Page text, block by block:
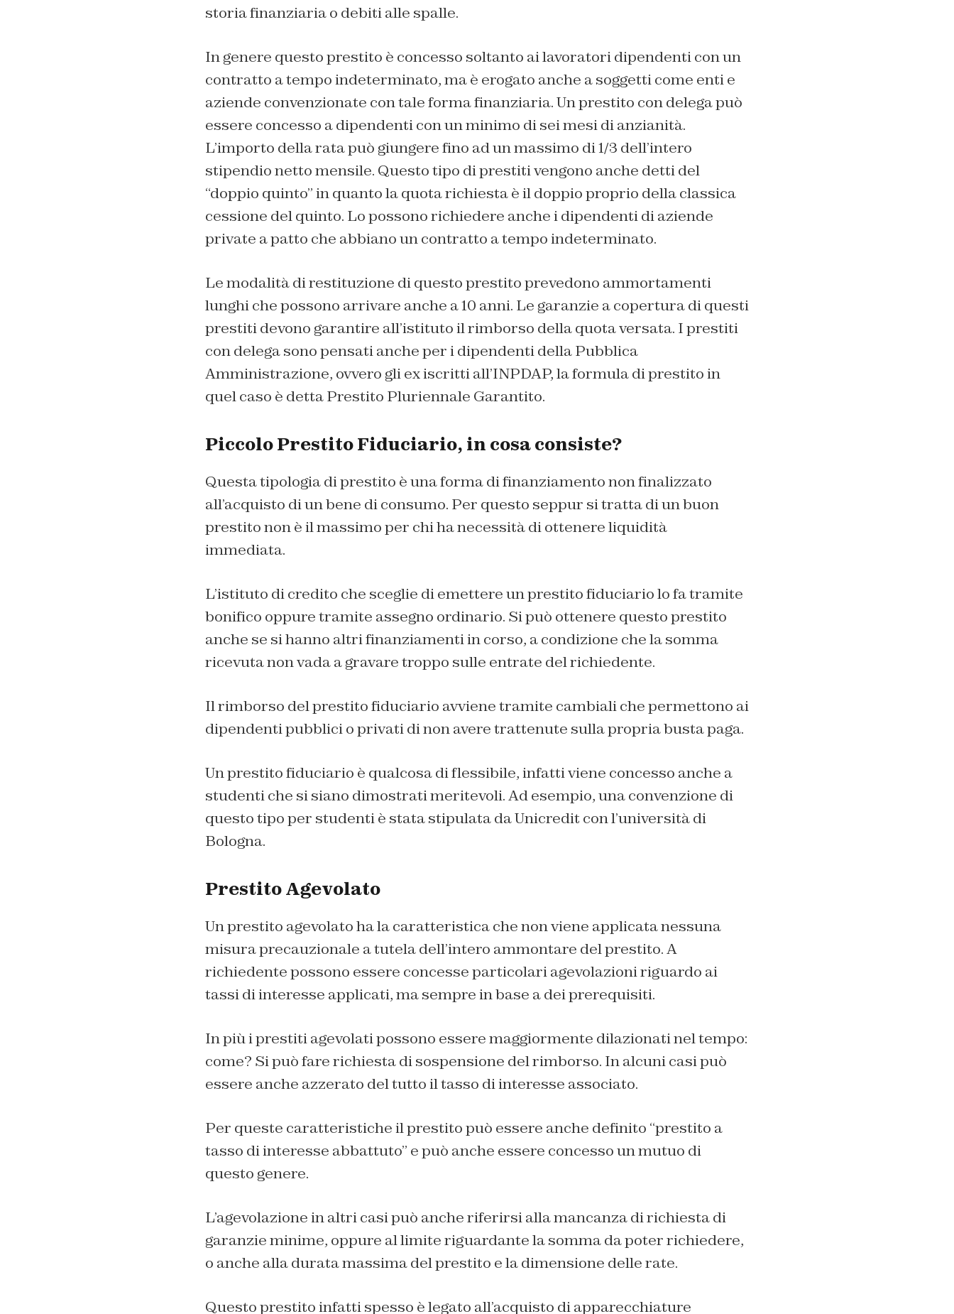
storia finanziaria o debiti alle spalle.
In genere questo prestito è concesso soltanto ai lavoratori dipendenti con un
contratto a tempo indeterminato, ma è erogato anche a soggetti come enti e
aziende convenzionate con tale forma finanziaria. Un prestito con delega può
essere concesso a dipendenti con un minimo di sei mesi di anzianità.
L’importo della rata può giungere fino ad un massimo di 1/3 dell’intero
stipendio netto mensile. Questo tipo di prestiti vengono anche detti del
“doppio quinto” in quanto la quota richiesta è il doppio proprio della classica
cessione del quinto. Lo possono richiedere anche i dipendenti di aziende
private a patto che abbiano un contratto a tempo indeterminato.
Le modalità di restituzione di questo prestito prevedono ammortamenti
lunghi che possono arrivare anche a 10 anni. Le garanzie a copertura di questi
prestiti devono garantire all’istituto il rimborso della quota versata. I prestiti
con delega sono pensati anche per i dipendenti della Pubblica
Amministrazione, ovvero gli ex iscritti all’INPDAP, la formula di prestito in
quel caso è detta Prestito Pluriennale Garantito.
Piccolo Prestito Fiduciario, in cosa consiste?
Questa tipologia di prestito è una forma di finanziamento non finalizzato
all’acquisto di un bene di consumo. Per questo seppur si tratta di un buon
prestito non è il massimo per chi ha necessità di ottenere liquidità
immediata.
L’istituto di credito che sceglie di emettere un prestito fiduciario lo fa tramite
bonifico oppure tramite assegno ordinario. Si può ottenere questo prestito
anche se si hanno altri finanziamenti in corso, a condizione che la somma
ricevuta non vada a gravare troppo sulle entrate del richiedente.
Il rimborso del prestito fiduciario avviene tramite cambiali che permettono ai
dipendenti pubblici o privati di non avere trattenute sulla propria busta paga.
Un prestito fiduciario è qualcosa di flessibile, infatti viene concesso anche a
studenti che si siano dimostrati meritevoli. Ad esempio, una convenzione di
questo tipo per studenti è stata stipulata da Unicredit con l’università di
Bologna.
Prestito Agevolato
Un prestito agevolato ha la caratteristica che non viene applicata nessuna
misura precauzionale a tutela dell’intero ammontare del prestito. A
richiedente possono essere concesse particolari agevolazioni riguardo ai
tassi di interesse applicati, ma sempre in base a dei prerequisiti.
In più i prestiti agevolati possono essere maggiormente dilazionati nel tempo:
come? Si può fare richiesta di sospensione del rimborso. In alcuni casi può
essere anche azzerato del tutto il tasso di interesse associato.
Per queste caratteristiche il prestito può essere anche definito “prestito a
tasso di interesse abbattuto” e può anche essere concesso un mutuo di
questo genere.
L’agevolazione in altri casi può anche riferirsi alla mancanza di richiesta di
garanzie minime, oppure al limite riguardante la somma da poter richiedere,
o anche alla durata massima del prestito e la dimensione delle rate.
Questo prestito infatti spesso è legato all’acquisto di apparecchiature